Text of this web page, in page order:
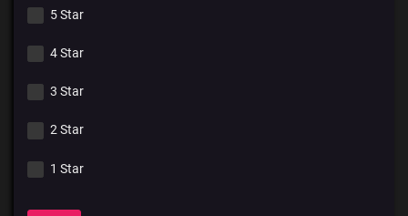
5 Star
4 Star
3 Star
2 Star
1 Star